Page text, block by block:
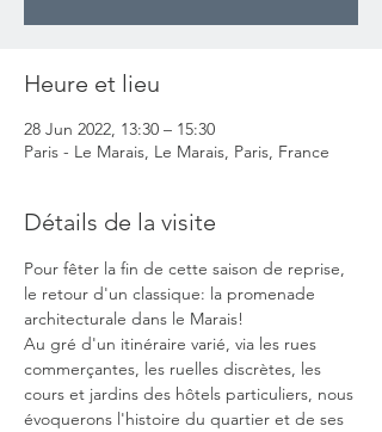
Heure et lieu
28 Jun 2022, 13:30 – 15:30
Paris - Le Marais, Le Marais, Paris, France
Détails de la visite
Pour fêter la fin de cette saison de reprise,
le retour d'un classique: la promenade
architecturale dans le Marais!
Au gré d'un itinéraire varié, via les rues
commerçantes, les ruelles discrètes, les
cours et jardins des hôtels particuliers, nous
évoquerons l'histoire du quartier et de ses